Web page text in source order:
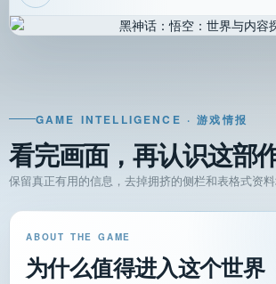
GAME INTELLIGENCE · 游戏情报
看完画面，再认识这部
保留真正有用的信息，去掉拥挤的侧栏和表格式资料
ABOUT THE GAME
为什么值得进入这个世界